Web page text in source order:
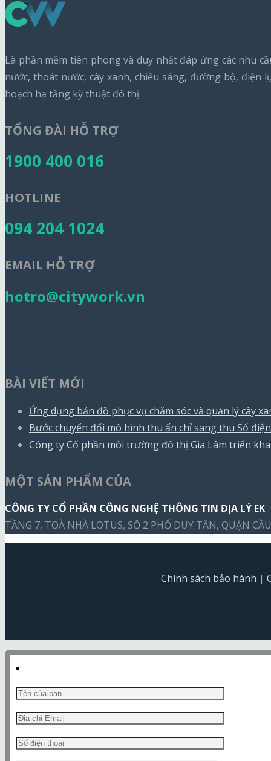
Là phần mềm tiên phong và duy nhất đáp ứng các nhu
nước, thoát nước, cây xanh, chiếu sáng, đường bộ,
hoạch hạ tầng kỹ thuật đô thị.
TỔNG ĐÀI HỖ TRỢ
1900 400 016
HOTLINE
094 204 1024
EMAIL HỖ TRỢ
hotro@citywork.vn
BÀI VIẾT MỚI
Ứng dụng bản đồ phục vụ chăm sóc và quản lý cây
Bước chuyển đổi mô hình thu ấn chỉ sang thu Sổ
Công ty Cổ phần môi trường đô thị Gia Lâm triển
MỘT SẢN PHẨM CỦA
CÔNG TY CỔ PHẦN CÔNG NGHỆ THÔNG TIN ĐỊA LÝ EK
TẦNG 7, TOÀ NHÀ LOTUS, SỐ 2 PHỐ DUY TÂN, QUẬN
Chính sách bảo hành |